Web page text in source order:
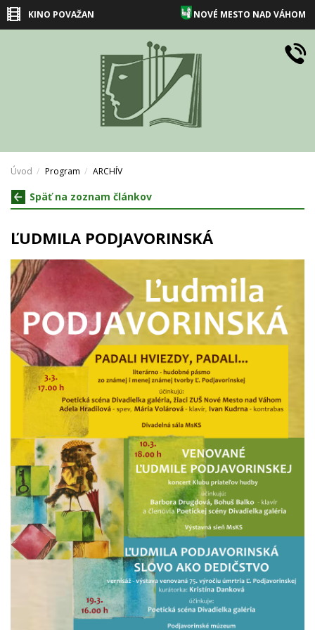
KINO POVAŽAN NOVÉ MESTO NAD VÁHOM
Úvod Program ARCHÍV
Späť na zoznam článkov
ĽUDMILA PODJAVORINSKÁ